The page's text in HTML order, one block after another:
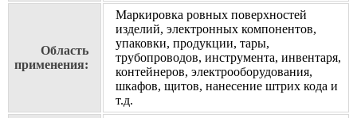
Область
применения:
Маркировка ровных поверхностей
изделий, электронных компонентов,
упаковки, продукции, тары,
трубопроводов, инструмента, инвентаря,
контейнеров, электрооборудования,
шкафов, щитов, нанесение штрих кода и
т.д.